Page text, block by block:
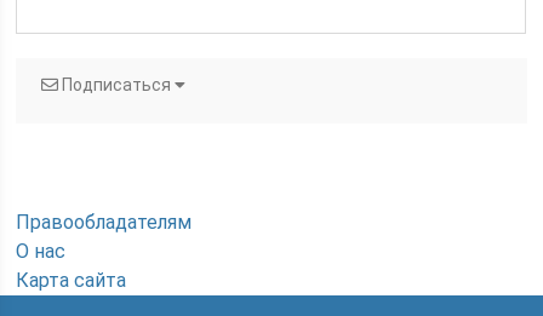
Подписаться
Правообладателям
О нас
Карта сайта